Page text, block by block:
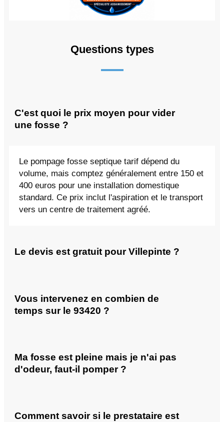
Questions types
C'est quoi le prix moyen pour vider
une fosse ?
Le pompage fosse septique tarif dépend du
volume, mais comptez généralement entre 150 et
400 euros pour une installation domestique
standard. Ce prix inclut l'aspiration et le transport
vers un centre de traitement agréé.
Le devis est gratuit pour Villepinte ?
Vous intervenez en combien de
temps sur le 93420 ?
Ma fosse est pleine mais je n'ai pas
d'odeur, faut-il pomper ?
Comment savoir si le prestataire est